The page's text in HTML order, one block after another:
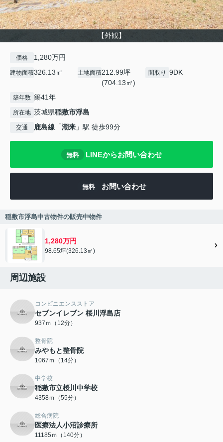
【外観】
価格 1,280万円
建物面積326.13㎡ 土地面積212.99坪
(704.13㎡)
間取り 9DK
築年数 築41年
所在地 茨城県稲敷市浮島
交通 鹿島線 「潮来 」駅 徒歩99分
無料 LINEからお問い合わせ
無料 お問い合わせ
稲敷市浮島中古物件の販売中物件
1,280万円
98.65坪(326.13㎡)
周辺施設
コンビニエンスストア
セブンイレブン 桜川浮島店
937ｍ（12分）
整骨院
みやもと整骨院
1067ｍ（14分）
中学校
稲敷市立桜川中学校
4358ｍ（55分）
総合病院
医療法人小沼診療所
11185ｍ（140分）